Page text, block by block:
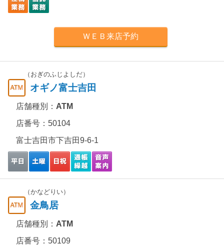
ＷＥＢ来店予約
（おぎのふじよしだ）
オギノ富士吉田
店舗種別： ATM
店番号：50104
富士吉田市下吉田9-6-1
（かなどりい）
金鳥居
店舗種別： ATM
店番号：50109